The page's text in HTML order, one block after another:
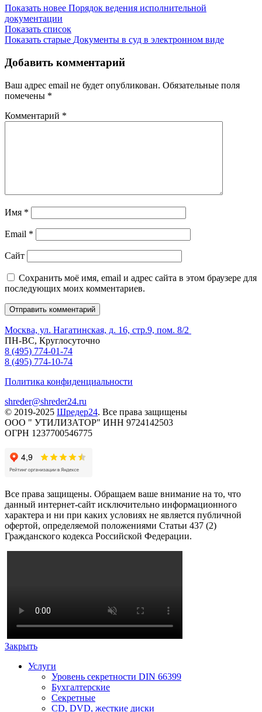
Показать новее Порядок ведения исполнительной
документации
Показать список
Показать старые Документы в суд в электронном виде
Добавить комментарий
Ваш адрес email не будет опубликован. Обязательные поля
помечены *
Комментарий *
Имя *
Email *
Сайт
Сохранить моё имя, email и адрес сайта в этом браузере для
последующих моих комментариев.
Москва, ул. Нагатинская, д. 16, стр.9, пом. 8/2
ПН-ВС, Круглосуточно
8 (495) 774-01-74
8 (495) 774-10-74
Политика конфиденциальности
shreder@shreder24.ru
© 2019-2025 Шредер24. Все права защищены
ООО " УТИЛИЗАТОР" ИНН 9724142503
ОГРН 1237700546775
Все права защищены. Обращаем ваше внимание на то, что
данный интернет-сайт исключительно информационного
характера и ни при каких условиях не является публичной
офертой, определяемой положениями Статьи 437 (2)
Гражданского кодекса Российской Федерации.
Закрыть
Услуги
Уровень секретности DIN 66399
Бухгалтерские
Секретные
CD, DVD, жесткие диски